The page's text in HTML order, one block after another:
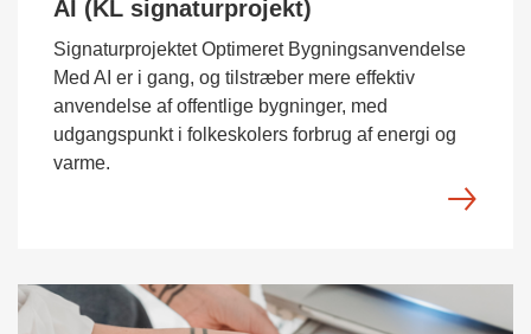
AI (KL signaturprojekt)
Signaturprojektet Optimeret Bygningsanvendelse
Med AI er i gang, og tilstræber mere effektiv
anvendelse af offentlige bygninger, med
udgangspunkt i folkeskolers forbrug af energi og
varme.